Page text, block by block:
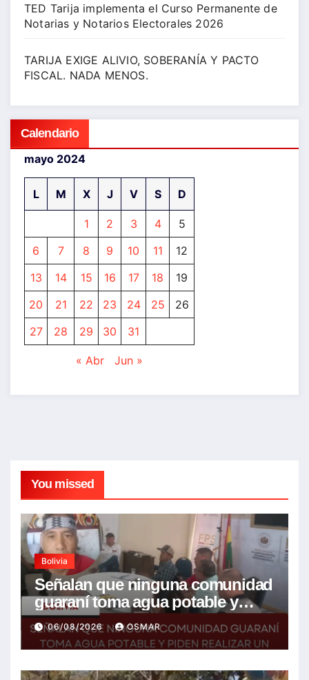
TED Tarija implementa el Curso Permanente de
Notarias y Notarios Electorales 2026
TARIJA EXIGE ALIVIO, SOBERANÍA Y PACTO
FISCAL. NADA MENOS.
Calendario
mayo 2024
L M X J V S D
1 2 3 4
5
6
7 8 9 10 11
12
13
14 15 16 17 18
19
20
21 22 23 24 25
26
27
28 29 30 31
« Abr Jun »
You missed
Bolivia
Señalan que ninguna comunidad
guaraní toma agua potable y
piden realizar un Foro para
resolver la problemática
06/08/2026 OSMAR